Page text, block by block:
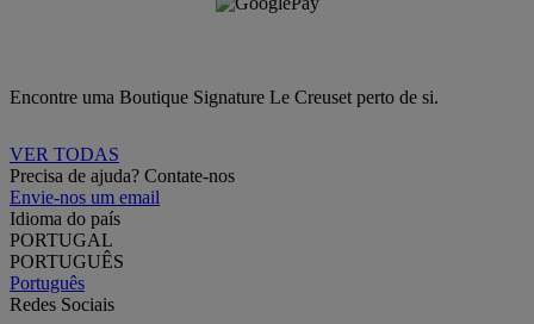
Encontre uma Boutique Signature Le Creuset perto de si.
VER TODAS
Precisa de ajuda? Contate-nos
Envie-nos um email
Idioma do país
PORTUGAL
PORTUGUÊS
Português
Redes Sociais